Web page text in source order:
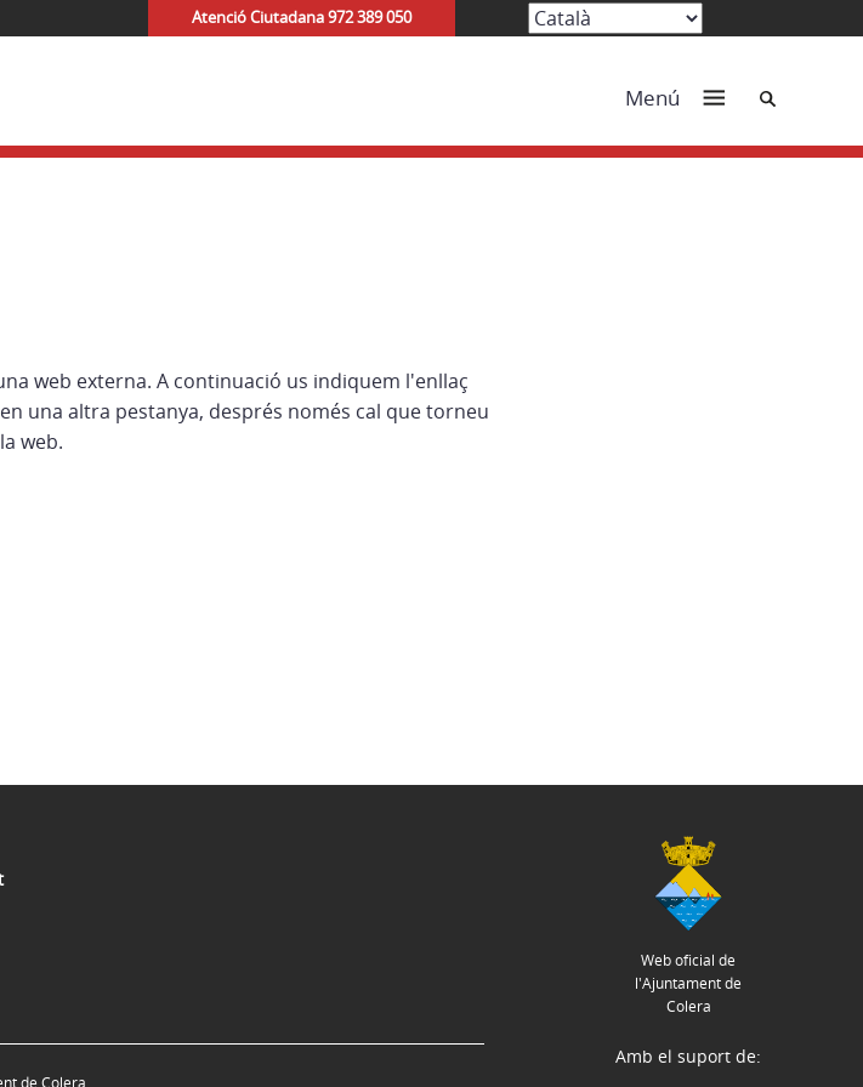
Atenció Ciutadana 972 389 050
Menú Cerca
web externa. A continuació us indiquem l'enllaç
una altra pestanya, després només cal que torneu
web.
Web oficial de
l'Ajuntament de
Colera
Amb el suport de: